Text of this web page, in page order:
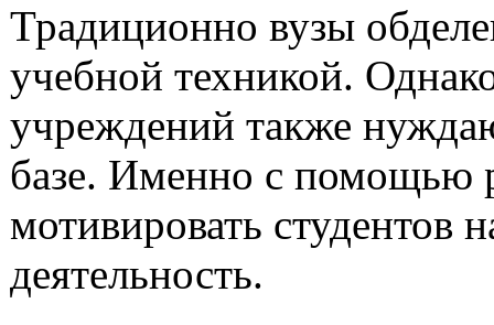
Традиционно вузы
учебной техникой.
учреждений также
базе. Именно с помощью
мотивировать студентов
деятельность.